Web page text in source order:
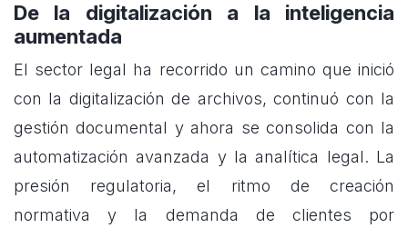
De la digitalización a la inteligencia
aumentada
El sector legal ha recorrido un camino que inició
con la digitalización de archivos, continuó con la
gestión documental y ahora se consolida con la
automatización avanzada y la analítica legal. La
presión regulatoria, el ritmo de creación
normativa y la demanda de clientes por